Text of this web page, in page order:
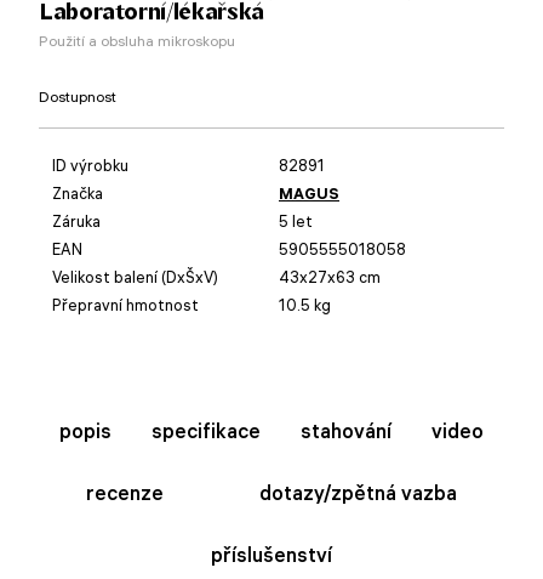
Laboratorní/lékařská
Použití a obsluha mikroskopu
Dostupnost
ID výrobku
82891
Značka
MAGUS
Záruka
5 let
EAN
5905555018058
Velikost balení (DxŠxV)
43x27x63 cm
Přepravní hmotnost
10.5 kg
popis specifikace stahování video
recenze dotazy/zpětná vazba
příslušenství